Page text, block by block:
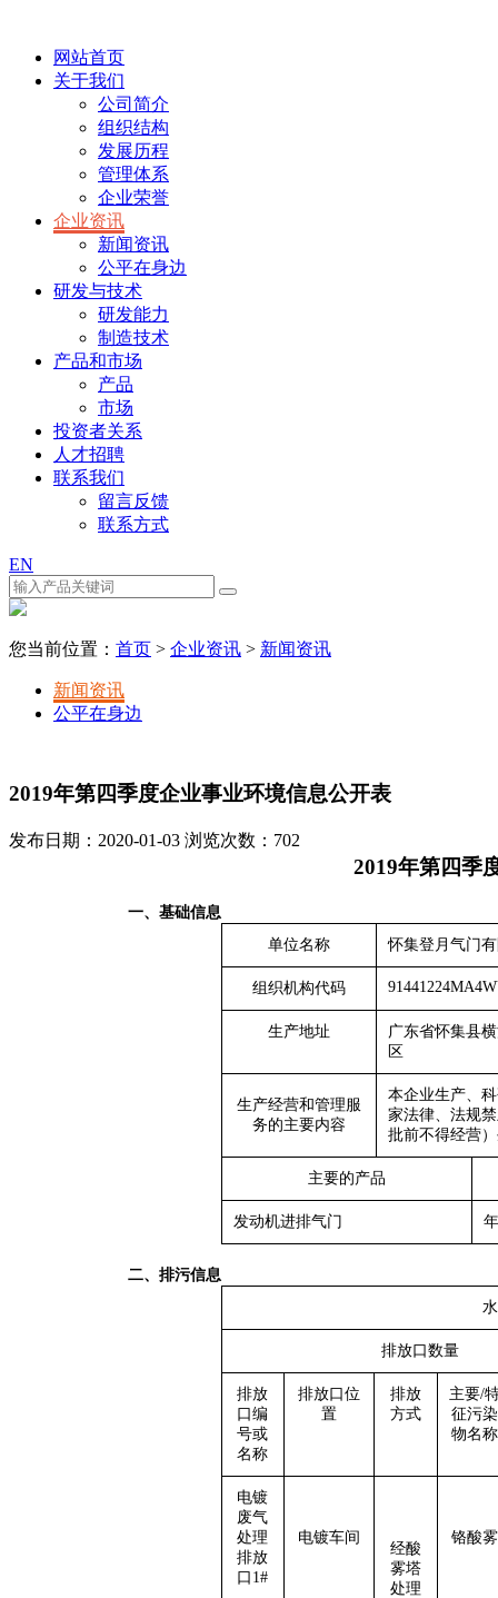
网站首页
关于我们
公司简介
组织结构
发展历程
管理体系
企业荣誉
企业资讯
新闻资讯
公平在身边
研发与技术
研发能力
制造技术
产品和市场
产品
市场
投资者关系
人才招聘
联系我们
留言反馈
联系方式
EN
您当前位置： 首页 > 企业资讯 > 新闻资讯
新闻资讯
公平在身边
2019年第四季度企业事业环境信息公开表
发布日期：2020-01-03 浏览次数： 702
2019年第四季
一、 基础信息
单位名称
怀集登月气门
组织机构代码
生产地址
广东省怀集县
区
生产经营和管理服
务的主要内容
本企业生产、
家法律、法规
批前不得经营
主要的产品
发动机进排气门
二、 排污信息
排放口数量
排放
口编
号或
名称
排放口位
置
排放
方式
主要/
征污染
物名称
电镀
废气
处理
排放
口1#
电镀车间
经酸
雾塔
处理
铬酸雾